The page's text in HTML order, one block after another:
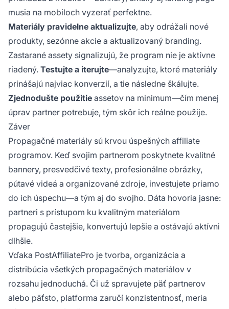
musia na mobiloch vyzerať perfektne.
Materiály pravidelne aktualizujte, aby odrážali nové
produkty, sezónne akcie a aktualizovaný branding.
Zastarané assety signalizujú, že program nie je aktívne
riadený. Testujte a iterujte—analyzujte, ktoré materiály
prinášajú najviac konverzií, a tie následne škálujte.
Zjednodušte použitie assetov na minimum—čím menej
úprav partner potrebuje, tým skôr ich reálne použije.
Záver
Propagačné materiály sú krvou úspešných affiliate
programov. Keď svojim partnerom poskytnete kvalitné
bannery, presvedčivé texty, profesionálne obrázky,
pútavé videá a organizované zdroje, investujete priamo
do ich úspechu—a tým aj do svojho. Dáta hovoria jasne:
partneri s prístupom ku kvalitným materiálom
propagujú častejšie, konvertujú lepšie a ostávajú aktívni
dlhšie.
Vďaka PostAffiliatePro je tvorba, organizácia a
distribúcia všetkých propagačných materiálov v
rozsahu jednoduchá. Či už spravujete päť partnerov
alebo päťsto, platforma zaručí konzistentnosť, meria